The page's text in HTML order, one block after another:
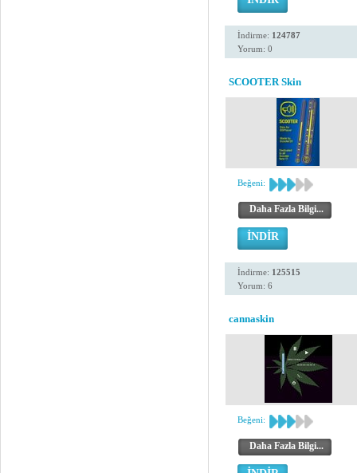
İndirme: 124787
Yorum: 0
SCOOTER Skin
Beğeni:
Daha Fazla Bilgi...
İNDİR
İndirme: 125515
Yorum: 6
cannaskin
Beğeni:
Daha Fazla Bilgi...